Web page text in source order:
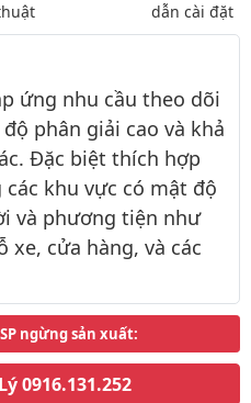
dẫn cài đặt
ứng nhu cầu theo dõi
phân giải cao và khả
Đặc biệt thích hợp
khu vực có mật độ
và phương tiện như
xe, cửa hàng, và các
ngừng sản xuất:
0916.131.252